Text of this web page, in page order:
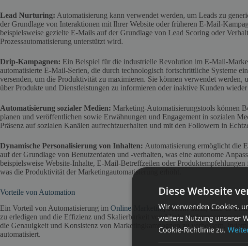
Lead Nurturing: Automatisierung kann verwendet werden, um Leads zu
der Grundlage von Interaktionen mit Ihrer Website oder früheren E-Mail-
beispielsweise gezielte E-Mails auf der Grundlage von Lead Scoring oder
Prozessautomatisierung unterstützt wird.
Drip-Kampagnen: Ein Beispiel für die industrielle Revolution im E-Mail-
automatisierte E-Mail-Serien, die durch technologisch fortschrittliche Systeme
versenden, um die Produktivität zu maximieren. Sie können verwendet
über Produkte und Dienstleistungen zu informieren oder inaktive Kunden
Automatisierung sozialer Medien: Marketing-Automatisierungstools können
planen und veröffentlichen sowie Erwähnungen und Engagement in sozialen
Präsenz auf sozialen Kanälen aufrechtzuerhalten und mit den Followern in
Dynamische Personalisierung von Inhalten: Automatisierung ermöglicht die
auf der Grundlage von Benutzerdaten und -verhalten, was eine autonome
beispielsweise Website-Inhalte, E-Mail-Betreffzeilen oder
was die Produktivität der Marketingautomatisierung erhöht.
Vorteile von Automation
Ein Vorteil von Automatisierung im Online-Marketingbesteht darin, dass es
zu erledigen und die Effizienz und Skalierbarkeit von Marketingkampagnen zu
die Genauigkeit und Konsistenz von Marketingkampagnen zu verbessern,
automatisiert.
Diese Webseite
Wir verwenden Cookies,
weitere Nutzung unserer
Cookie-Richtlinie zu.